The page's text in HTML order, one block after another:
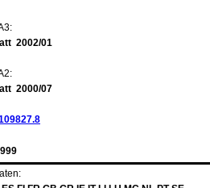
2002/01
2000/07